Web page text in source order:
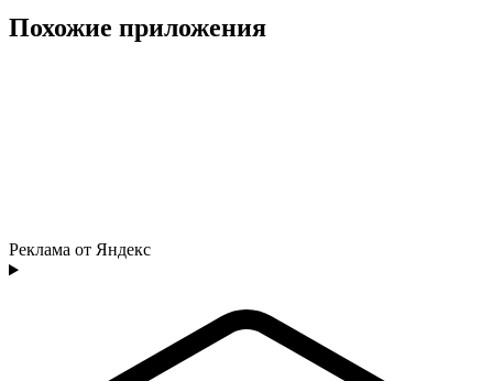
Похожие приложения
Реклама от Яндекс